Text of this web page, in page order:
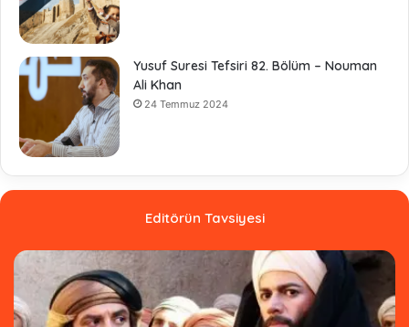
Yusuf Suresi Tefsiri 82. Bölüm – Nouman
Ali Khan
24 Temmuz 2024
Editörün Tavsiyesi